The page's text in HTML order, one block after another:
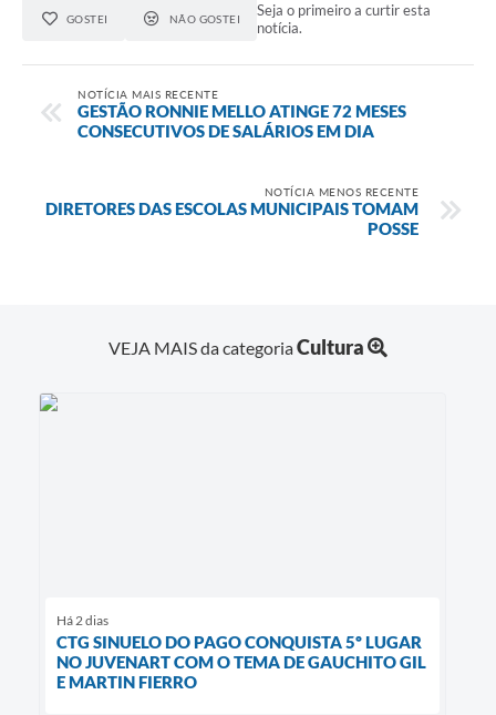
GOSTEI NÃO GOSTEI
Seja o primeiro a curtir esta
notícia.
NOTÍCIA MAIS RECENTE
GESTÃO RONNIE MELLO ATINGE 72 MESES
CONSECUTIVOS DE SALÁRIOS EM DIA
NOTÍCIA MENOS RECENTE
DIRETORES DAS ESCOLAS MUNICIPAIS TOMAM
POSSE
VEJA MAIS da categoriaCultura
Há 2 dias
CTG SINUELO DO PAGO CONQUISTA 5º LUGAR
NO JUVENART COM O TEMA DE GAUCHITO GIL
E MARTIN FIERRO